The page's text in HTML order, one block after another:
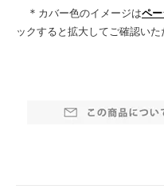
＊ カバー色のイメージはペ
ックすると拡大してご確認いた